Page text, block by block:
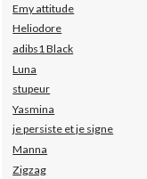
Emy attitude
Heliodore
adibs1 Black
Luna
stupeur
Yasmina
je persiste et je signe
Manna
Zigzag